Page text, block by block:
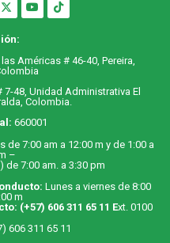
Américas # 46-40, Pereira,
7-48, Unidad Administrativa El
Colombia.
660001
de 7:00 am a 12:00 m y de 1:00 a
–
7:00 am. a 3:30 pm
Lunes a viernes de 8:00
m
(+57) 606 311 65 11 Ext. 0100
606 311 65 11